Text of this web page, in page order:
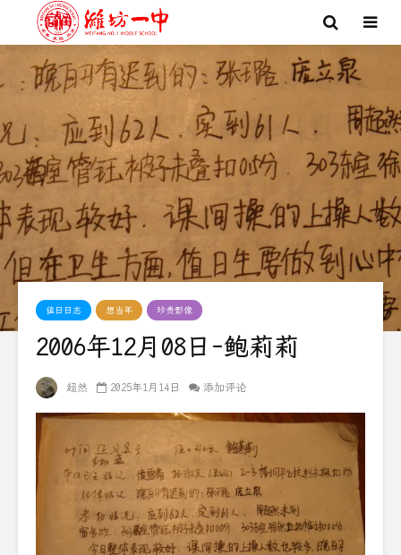
值日日志 想当年 珍贵影像
2006年12月08日-鲍莉莉
超然 2025年1月14日 添加评论